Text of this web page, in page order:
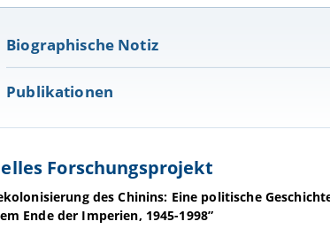
Biographische Notiz
Publikationen
Forschungsprojekt
des Chinins: Eine politische
Ende der Imperien, 1945-1998”